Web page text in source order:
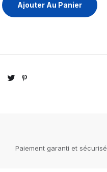
Ajouter Au Panier
Paiement garanti et sécurisé